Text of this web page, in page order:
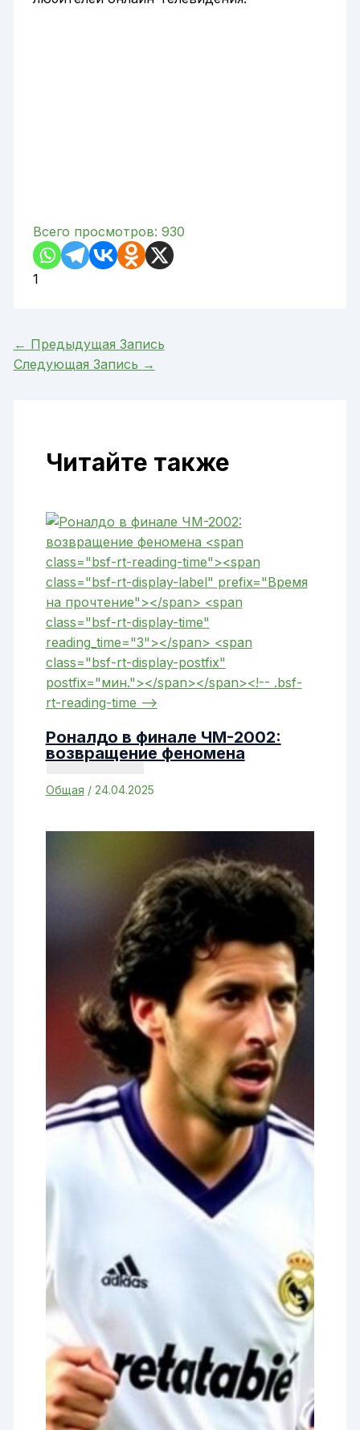
Всего просмотров: 930
1
← Предыдущая Запись
Следующая Запись →
Читайте также
Роналдо в финале ЧМ-2002:
возвращение феномена
Общая / 24.04.2025